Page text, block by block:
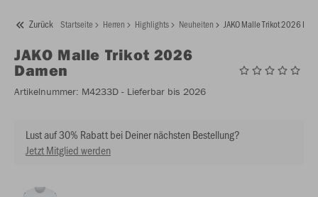
Zurück Startseite Herren Highlights Neuheiten JAKO Malle Trikot 2026
JAKO Malle Trikot 2026
Damen
Artikelnummer: M4233D - Lieferbar bis 2026
Lust auf 30% Rabatt bei Deiner nächsten Bestellung?
Jetzt Mitglied werden